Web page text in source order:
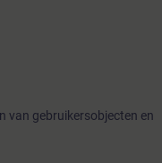
van gebruikersobjecten en